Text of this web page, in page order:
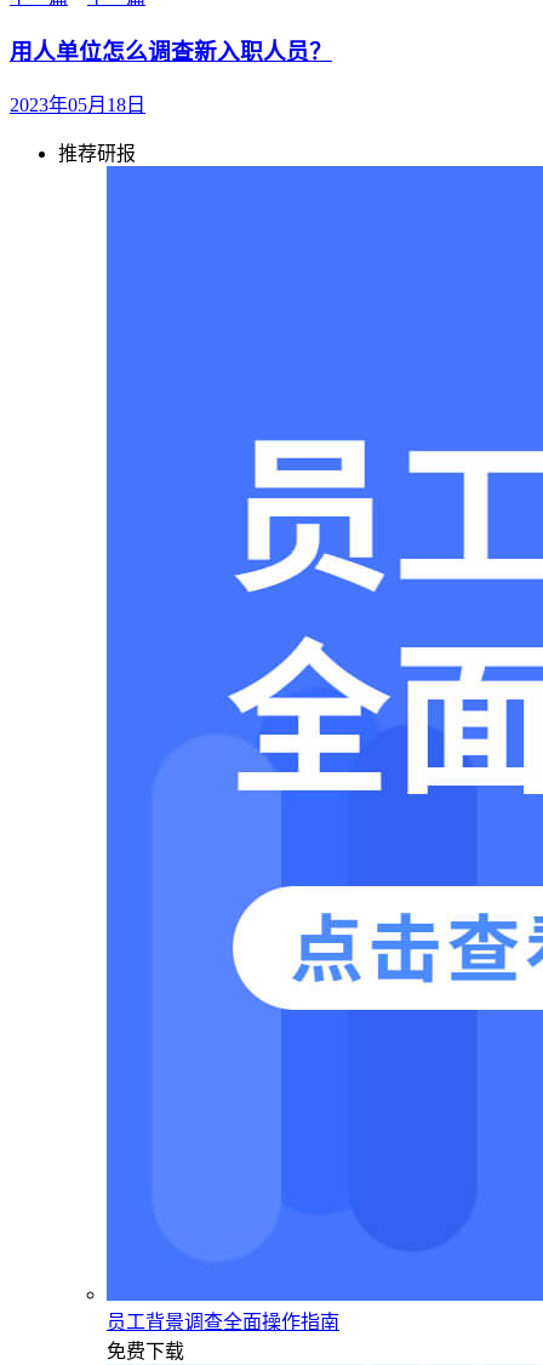
用人单位怎么调查新入职人员？
2023年05月18日
推荐研报
员工背景调查全面操作指南
免费下载